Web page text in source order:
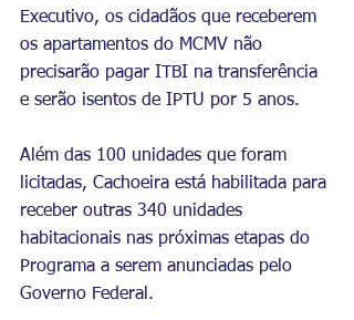
Executivo, os cidadãos que receberem
os apartamentos do MCMV não
precisarão pagar ITBI na transferência
e serão isentos de IPTU por 5 anos.
Além das 100 unidades que foram
licitadas, Cachoeira está habilitada para
receber outras 340 unidades
habitacionais nas próximas etapas do
Programa a serem anunciadas pelo
Governo Federal.